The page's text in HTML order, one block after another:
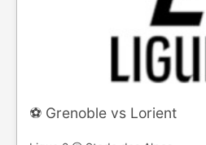
⚽️ Grenoble vs Lorient